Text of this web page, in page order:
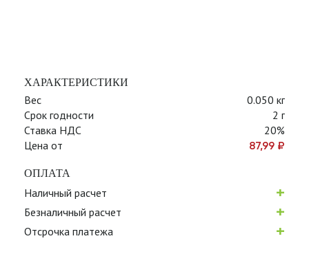
ХАРАКТЕРИСТИКИ
Вес
0.050 кг
Срок годности
2 г
Ставка НДС
20%
Цена от
87,99 ₽
ОПЛАТА
Наличный расчет +
Безналичный расчет +
Отсрочка платежа +